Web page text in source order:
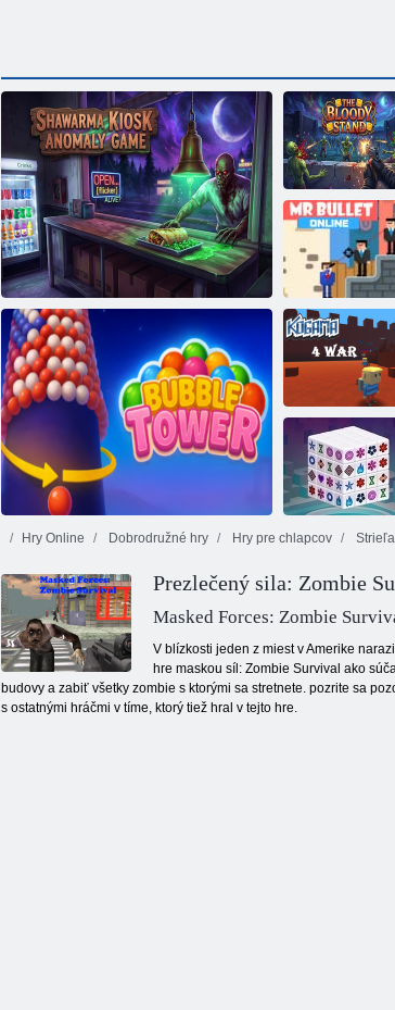
Anomália kiosku Shawarma
Krvavá
konfrontácia
Pán guľka
online
Bublinková veža
COGAM: Four-
war
Mahjong
Dimensions
Hry Online Dobrodružné hry Hry pre chlapcov
Prezlečený sila: Zombie
Masked Forces: Zombie
V blízkosti jeden z miest v Amerike
hre maskou síl: Zombie Survival ako
budovy a zabiť všetky zombie s ktorými sa stretnete. pozrite sa
s ostatnými hráčmi v tíme, ktorý tiež hral v tejto hre.